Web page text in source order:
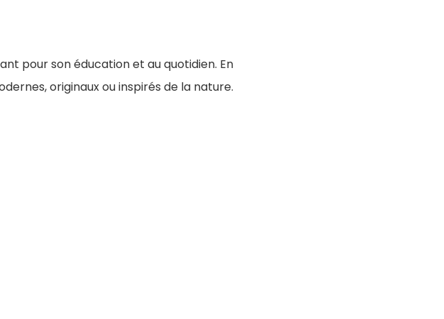
pour son éducation et au quotidien. En
originaux ou inspirés de la nature.